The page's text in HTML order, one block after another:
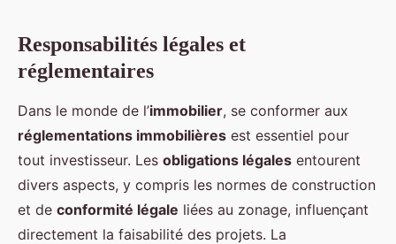
Responsabilités légales et
réglementaires
Dans le monde de l’immobilier, se conformer aux
réglementations immobilières est essentiel pour
tout investisseur. Les obligations légales entourent
divers aspects, y compris les normes de construction
et de conformité légale liées au zonage, influençant
directement la faisabilité des projets. La